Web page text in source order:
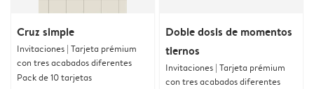
Cruz simple
Invitaciones | Tarjeta prémium
con tres acabados diferentes
Pack de 10 tarjetas
Doble dosis de momentos
tiernos
Invitaciones | Tarjeta prémium
con tres acabados diferentes